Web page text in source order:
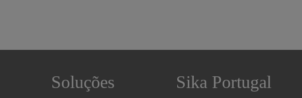
Soluções Sika Portugal